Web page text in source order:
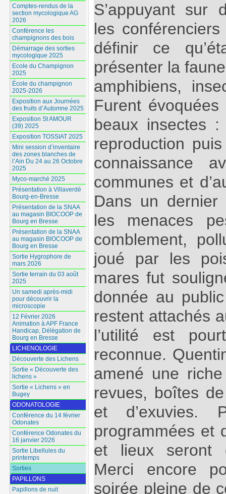
S’appuyant sur
les conférenciers
définir ce
présenter la
amphibiens,
Furent
beaux insectes
reproduction
connaissance
communes et
Dans un dernier
les menaces
comblement,
joué par les
mares fut
donnée au
restent attachés
l’utilité est
reconnue.
amené une
revues, boîtes
et d’exuvies.
programmées et
et lieux seront
Merci encore
soirée pleine de
Comptes-rendus de la
section mycologique AG
2026
Conférence les
champignons des bois
Démarrage des sorties
mycologique 2025
Ecole du Champignon
2025
École du champignon
2025-2026
Exposition aux Journées
des fruits d’Automne 2025
Exposition St AMOUR
(39) 2025
Exposition TOSSIAT 2025
Mini session d’inventaire
des zones blanches de
l’Ain Du 24 au 26 Octobre
2025
Myco-marché 2025
Présentation à Villaverdé
Bourg-en-Bresse
Présentation de la SNAA
au magasin BIOCOOP de
Bourg en Bresse
Présentation de la SNAA
au magasin BIOCOOP de
Bourg en Bresse
Sortie Hygrophore de
mars 2026
Sortie terrain du 03 août
2025
Un samedi après-midi
pour découvrir la
microscopie
12 Février 2026
Animation à APF France
Handicap, Délégation de
Bourg en Bresse
LICHENOLOGIE
Découverte des Lichens
Sortie « Découverte des
lichens »
Sortie « Lichens » en
Bugey
ODONATOLOGIE
Conférence du 14 février
Odonates
Conférence Odonates du
16 janvier 2026
Sortie Libellules du
printemps
Sorties
PAPILLONS
Papillons de nuit